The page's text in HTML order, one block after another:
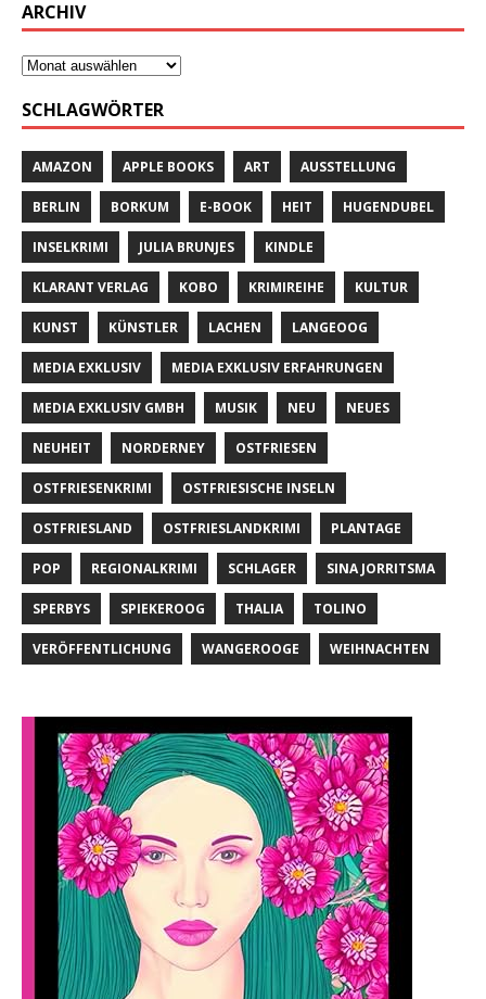
ARCHIV
SCHLAGWÖRTER
AMAZON APPLE BOOKS ART AUSSTELLUNG
BERLIN BORKUM E-BOOK HEIT HUGENDUBEL
INSELKRIMI JULIA BRUNJES KINDLE
KLARANT VERLAG KOBO KRIMIREIHE KULTUR
KUNST KÜNSTLER LACHEN LANGEOOG
MEDIA EXKLUSIV MEDIA EXKLUSIV ERFAHRUNGEN
MEDIA EXKLUSIV GMBH MUSIK NEU NEUES
NEUHEIT NORDERNEY OSTFRIESEN
OSTFRIESENKRIMI OSTFRIESISCHE INSELN
OSTFRIESLAND OSTFRIESLANDKRIMI PLANTAGE
POP REGIONALKRIMI SCHLAGER SINA JORRITSMA
SPERBYS SPIEKEROOG THALIA TOLINO
VERÖFFENTLICHUNG WANGEROOGE WEIHNACHTEN